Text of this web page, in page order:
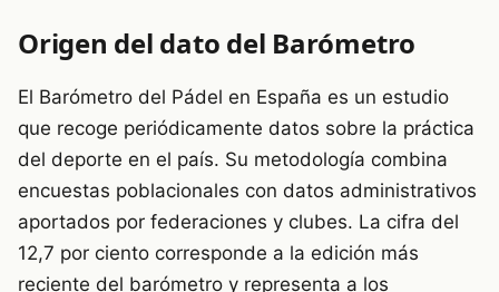
Origen del dato del Barómetro
El Barómetro del Pádel en España es un estudio
que recoge periódicamente datos sobre la práctica
del deporte en el país. Su metodología combina
encuestas poblacionales con datos administrativos
aportados por federaciones y clubes. La cifra del
12,7 por ciento corresponde a la edición más
reciente del barómetro y representa a los